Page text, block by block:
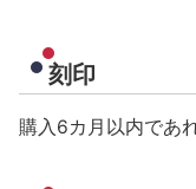
刻印
購入6カ月以内であ